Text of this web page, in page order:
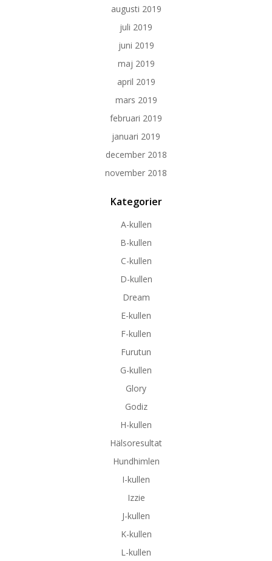
augusti 2019
juli 2019
juni 2019
maj 2019
april 2019
mars 2019
februari 2019
januari 2019
december 2018
november 2018
Kategorier
A-kullen
B-kullen
C-kullen
D-kullen
Dream
E-kullen
F-kullen
Furutun
G-kullen
Glory
Godiz
H-kullen
Hälsoresultat
Hundhimlen
I-kullen
Izzie
J-kullen
K-kullen
L-kullen